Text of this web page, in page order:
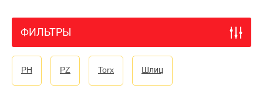
ФИЛЬТРЫ
PH PZ Torx Шлиц